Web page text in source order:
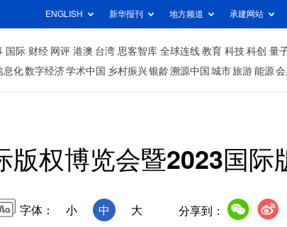
ENGLISH 新华报刊 地方频道 承建网站
国际 财经 网评 港澳 台湾 思客智库 全球连线 教育 科技 科创 量
息化数字经济学术中国 乡村振兴银龄溯源中国 城市旅游 能源 会
版权博览会暨2023国际
字体： 小 中 大 分享到：